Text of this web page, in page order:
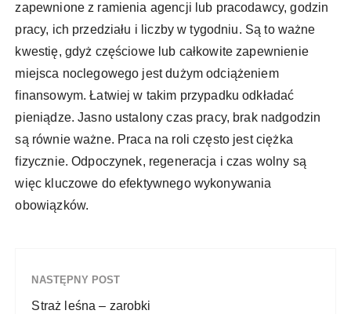
zapewnione z ramienia agencji lub pracodawcy, godzin
pracy, ich przedziału i liczby w tygodniu. Są to ważne
kwestię, gdyż częściowe lub całkowite zapewnienie
miejsca noclegowego jest dużym odciążeniem
finansowym. Łatwiej w takim przypadku odkładać
pieniądze. Jasno ustalony czas pracy, brak nadgodzin
są równie ważne. Praca na roli często jest ciężka
fizycznie. Odpoczynek, regeneracja i czas wolny są
więc kluczowe do efektywnego wykonywania
obowiązków.
NASTĘPNY POST
Straż leśna – zarobki